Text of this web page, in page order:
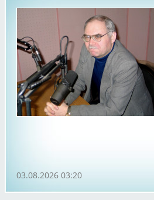
03.08.2026 03:20